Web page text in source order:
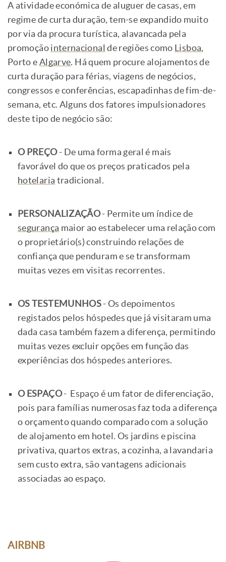
A atividade económica de aluguer de casas, em
regime de curta duração, tem-se expandido muito
por via da procura turística, alavancada pela
promoção internacional de regiões como Lisboa,
Porto e Algarve. Há quem procure alojamentos de
curta duração para férias, viagens de negócios,
congressos e conferências, escapadinhas de fim-de-
semana, etc. Alguns dos fatores impulsionadores
deste tipo de negócio são:
O PREÇO- De uma forma geral é mais
favorável do que os preços praticados pela
hotelaria tradicional.
PERSONALIZAÇÃO- Permite um índice de
segurança maior ao estabelecer uma relação com
o proprietário(s) construindo relações de
confiança que penduram e se transformam
muitas vezes em visitas recorrentes.
OS TESTEMUNHOS - Os depoimentos
registados pelos hóspedes que já visitaram uma
dada casa também fazem a diferença, permitindo
muitas vezes excluir opções em função das
experiências dos hóspedes anteriores.
O ESPAÇO- Espaço é um fator de diferenciação,
pois para famílias numerosas faz toda a diferença
o orçamento quando comparado com a solução
de alojamento em hotel. Os jardins e piscina
privativa, quartos extras, a cozinha, a lavandaria
sem custo extra, são vantagens adicionais
associadas ao espaço.
AIRBNB